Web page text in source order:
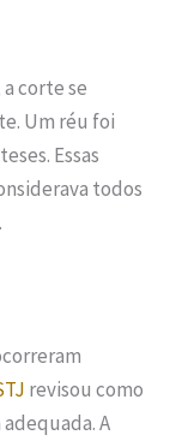
a corte se
Um réu foi
Essas
todos
.
revisou como
A